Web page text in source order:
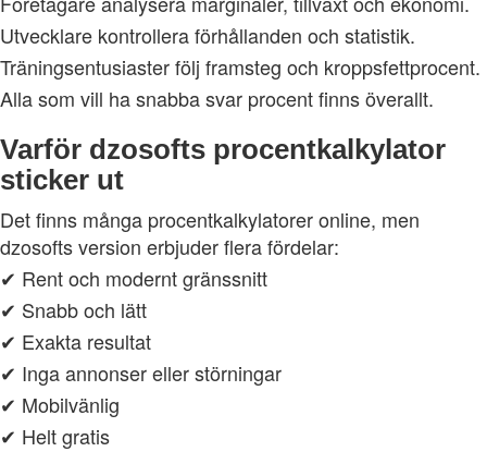
Utvecklare kontrollera förhållanden och statistik.
Träningsentusiaster följ framsteg och kroppsfettprocent.
Alla som vill ha snabba svar procent finns överallt.
Varför dzosofts procentkalkylator
sticker ut
Det finns många procentkalkylatorer online, men
dzosofts version erbjuder flera fördelar:
✔ Rent och modernt gränssnitt
✔ Snabb och lätt
✔ Exakta resultat
✔ Inga annonser eller störningar
✔ Mobilvänlig
✔ Helt gratis